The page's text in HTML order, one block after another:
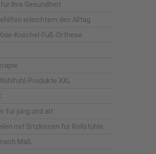
Ihre Gesundheit
erleichtern den Alltag
Knöchel-Fuß-Orthese
Produkte XXL
für jung und alt
mit Sitzkissen für Rollstühle
Maß